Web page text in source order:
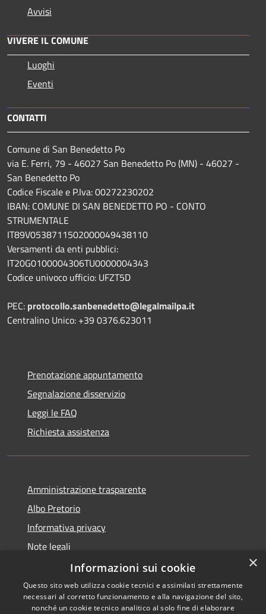
Avvisi
VIVERE IL COMUNE
Luoghi
Eventi
CONTATTI
Comune di San Benedetto Po
via E. Ferri, 79 - 46027 San Benedetto Po (MN) - 46027 -
San Benedetto Po
Codice Fiscale e P.Iva: 00272230202
IBAN: COMUNE DI SAN BENEDETTO PO - CONTO
STRUMENTALE
IT89V0538711502000049438110
Versamenti da enti pubblici:
IT20G0100004306TU0000004343
Codice univoco ufficio: UFZT5D
PEC: protocollo.sanbenedetto@legalmailpa.it
Centralino Unico: +39 0376.623011
Prenotazione appuntamento
Segnalazione disservizio
Leggi le FAQ
Richiesta assistenza
Amministrazione trasparente
Albo Pretorio
Informativa privacy
Note legali
Dichiarazione di accessibilità
×
Informazioni sui cookie
Questo sito web utilizza cookie tecnici e assimilati strettamente
necessari al corretto funzionamento e alla navigazione del sito,
nonché un cookie tecnico analitico al solo fine di elaborare